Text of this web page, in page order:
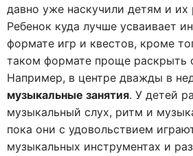
давно уже наскучили детям и их
Ребенок куда лучше усваивает
формате игр и квестов, кроме
таком формате проще раскрыть
Например, в центре дважды в
музыкальные занятия. У детей
музыкальный слух, ритм и
пока они с удовольствием
музыкальных инструментах и